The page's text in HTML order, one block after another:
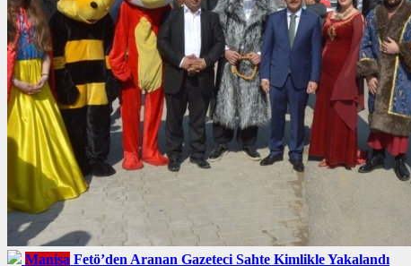
Manisa Fetö’den Aranan Gazeteci Sahte Kimlikle Yakalandı